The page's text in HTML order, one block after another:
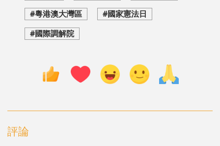
#粵港澳大灣區
#國家憲法日
#國際調解院
評論